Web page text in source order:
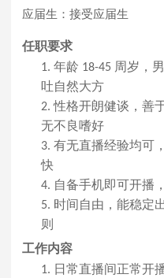
应届生：接受应届生
任职要求
1. 年龄 18-45 周岁，
吐自然大方
2.性格开朗健谈，善
无不良嗜好
3. 有无直播经验均可
快
4. 自备手机即可开播
5. 时间自由，能稳定
则
工作内容
1. 日常直播间正常开